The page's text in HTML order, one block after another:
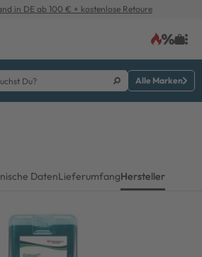
in DE ab 100 € + kostenlose Retoure
Alle Marken
DatenLieferumfangHersteller